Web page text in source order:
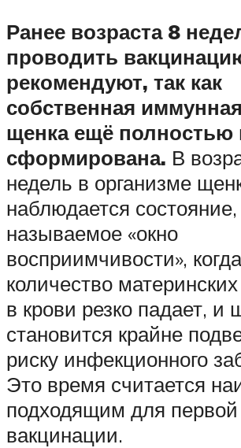
Ранее возраста 8
проводить
рекомендуют, так как
собственная
щенка ещё полностью
сформирована. В
недель в организме
наблюдается состояние,
называемое «окно
восприимчивости», когда
количество
в крови резко падает, и
становится крайне
риску инфекционного
Это время считается
подходящим для первой
вакцинации.